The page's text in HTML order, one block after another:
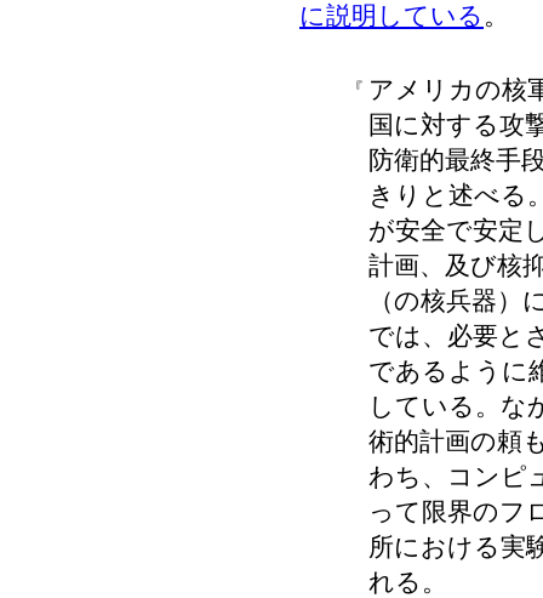
に説明している 。
『 アメリカの核
国に対する攻
防衛的最終手
きりと述べる
が安全で安定
計画、及び核
（の核兵器
では、必要と
であるように
している。な
術的計画の頼
わち、コンピ
って限界のフ
所における実
れる。